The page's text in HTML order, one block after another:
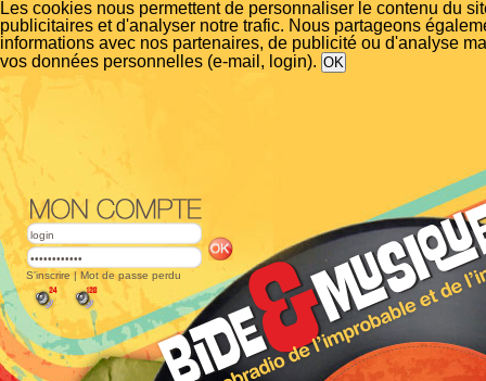
Les cookies nous permettent de personnaliser le contenu du
publicitaires et d'analyser notre trafic. Nous partageons
informations avec nos partenaires, de publicité ou d'analyse
vos données personnelles (e-mail, login).
S'inscrire | Mot de passe perdu